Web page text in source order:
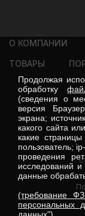
О КОМПАНИИ
ТОВАРЫ
©
Продолжая
обработку
(сведения о
версия
экрана;
какого сайта
какие
пользователь;
проведения
исследований
данные
(требование
персональных